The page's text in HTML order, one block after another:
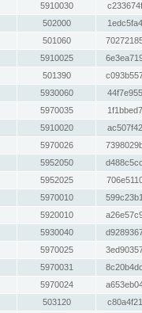
5910030
502000
501060
5910025
501390
5930060
5970035
5910020
5970026
5952050
5952025
5970010
5920010
5930040
5970025
5970031
5970024
503120